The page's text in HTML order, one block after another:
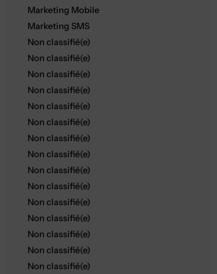
Marketing Mobile
Marketing SMS
Non classifié(e)
Non classifié(e)
Non classifié(e)
Non classifié(e)
Non classifié(e)
Non classifié(e)
Non classifié(e)
Non classifié(e)
Non classifié(e)
Non classifié(e)
Non classifié(e)
Non classifié(e)
Non classifié(e)
Non classifié(e)
Non classifié(e)